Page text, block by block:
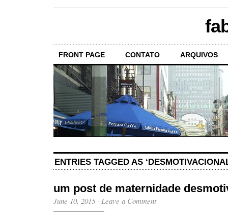
FRONT PAGE CONTATO ARQUIVOS
ENTRIES TAGGED AS
um post de maternidade
June 10, 2015 · Leave a Comment